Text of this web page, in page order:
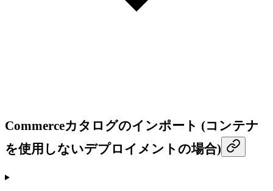
Commerceカタログのインポート (コンテナ
を使用しないデプロイメントの場合)